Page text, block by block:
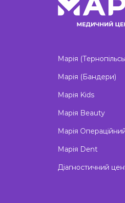
Марія
Марія (Бандери)
Марія Kids
Марія Beauty
Марія
Марія Dent
Діагностичний